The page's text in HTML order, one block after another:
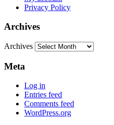
Privacy Policy
Archives
Archives
Meta
Log in
Entries feed
Comments feed
WordPress.org